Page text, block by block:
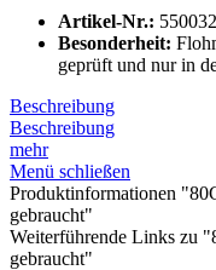
Artikel-Nr.:
Besonderheit:
geprüft und nur in
Beschreibung
Beschreibung
mehr
Menü schließen
Produktinformationen
gebraucht"
Weiterführende Links zu
gebraucht"